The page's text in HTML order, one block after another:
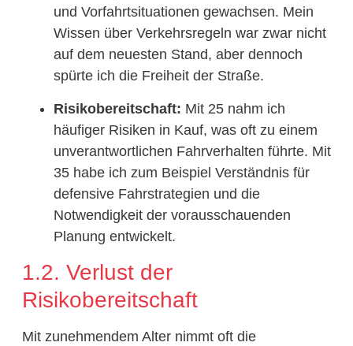
und Vorfahrtsituationen gewachsen. Mein
Wissen über Verkehrsregeln war zwar nicht
auf dem neuesten Stand, aber dennoch
spürte ich die Freiheit der Straße.
Risikobereitschaft: Mit 25 nahm ich
häufiger Risiken in Kauf, was oft zu einem
unverantwortlichen Fahrverhalten führte. Mit
35 habe ich zum Beispiel Verständnis für
defensive Fahrstrategien und die
Notwendigkeit der vorausschauenden
Planung entwickelt.
1.2. Verlust der
Risikobereitschaft
Mit zunehmendem Alter nimmt oft die